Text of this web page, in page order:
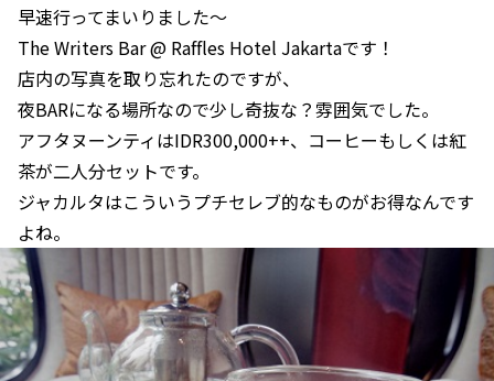
早速行ってまいりました～
The Writers Bar @ Raffles Hotel Jakartaです！
店内の写真を取り忘れたのですが、
夜BARになる場所なので少し奇抜な？雰囲気でした。
アフタヌーンティはIDR300,000++、コーヒーもしくは紅
茶が二人分セットです。
ジャカルタはこういうプチセレブ的なものがお得なんです
よね。